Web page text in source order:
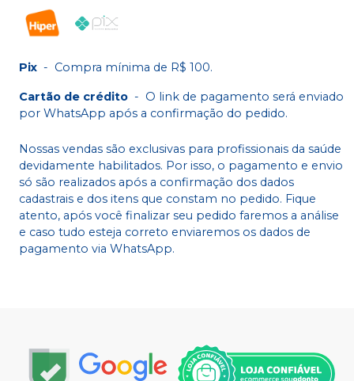
Pix - Compra mínima de R$ 100.
Cartão de crédito - O link de pagamento será enviado
por WhatsApp após a confirmação do pedido.
Nossas vendas são exclusivas para profissionais da saúde
devidamente habilitados. Por isso, o pagamento e envio
só são realizados após a confirmação dos dados
cadastrais e dos itens que constam no pedido. Fique
atento, após você finalizar seu pedido faremos a análise
e caso tudo esteja correto enviaremos os dados de
pagamento via WhatsApp.